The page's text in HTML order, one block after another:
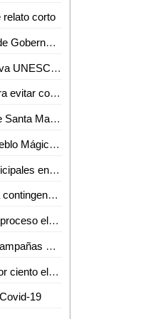
relato corto
Quejosos exigen destitución de Director de Gobernación
Se instala comité académico de la iniciativa UNESCO San Luis
Uso de cubrebocas en todo momento para evitar contagio: Mónica Rangel
Una bici con rumbo llegó a estudiantes de Santa María del Río y Villa de Reyes
Histórico para el Turismo, Tianguis de Pueblo Mágicos será virtual por pandemia
CEFIM y SSPE capacitan a policías municipales en materia de derechos humanos
SLP ha perdido hasta 500 mdp durante la contingencia, revela Finanzas
Leal Tovías niega interés en participar en proceso electoral
PAN a favor de los presupuestos de precampañas y campañas en SLP
Gobierno estatal ha reducido en el 10.2 por ciento el gasto de operación a precios reales: Daniel Pedroza
19